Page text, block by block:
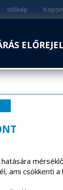
Időkép
ami csökkenti